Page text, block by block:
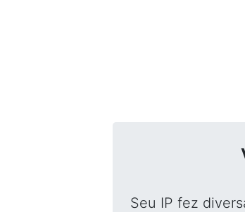
Seu IP fez